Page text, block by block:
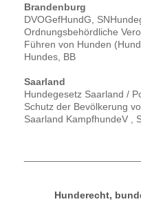
Brandenburg
DVOGefHundG,
Ordnungsbehördliche
Führen von Hunden
Hundes, BB
Saarland
Hundegesetz Saarland /
Schutz der Bevölkerung
Saarland KampfhundeV ,
Hunderecht,